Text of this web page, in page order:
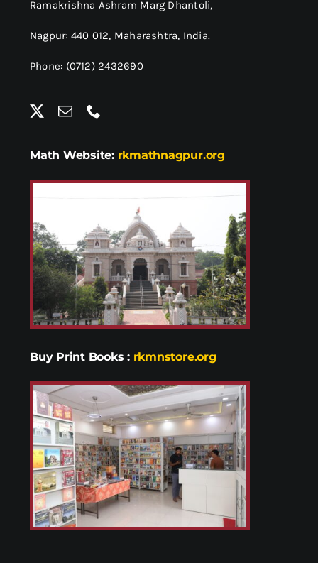
शास्त्र ग्रन्थ
अन्य प्रवर्ग
Ramakrishna Ashram Marg Dhantoli,
Nagpur: 440 012, Maharashtra, India.
Phone: (0712) 2432690
Math Website: rkmathnagpur.org
Buy Print Books : rkmnstore.org